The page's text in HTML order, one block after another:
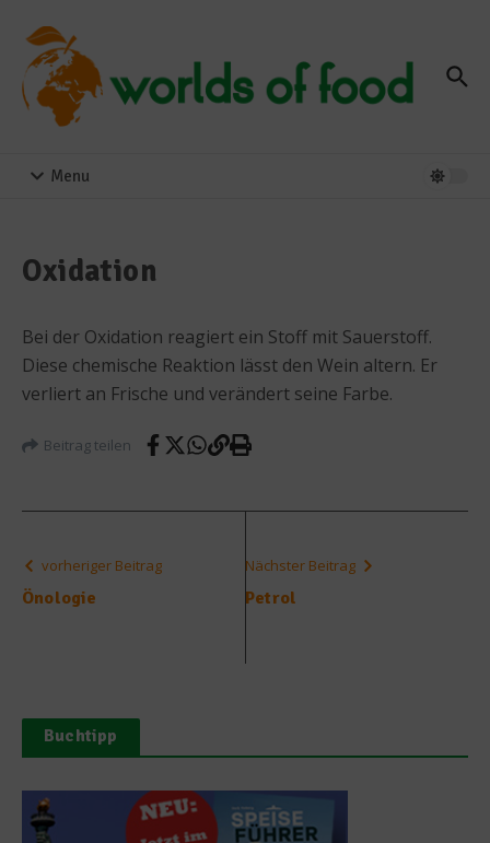
Menu
Oxidation
Bei der Oxidation reagiert ein Stoff mit Sauerstoff.
Diese chemische Reaktion lässt den Wein altern. Er
verliert an Frische und verändert seine Farbe.
Beitrag teilen
vorheriger Beitrag
Önologie
Nächster Beitrag
Petrol
Buchtipp